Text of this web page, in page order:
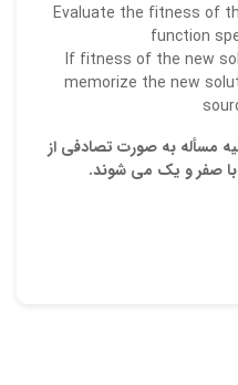
Evaluate the fitness of
function
If fitness of the new
memorize the new
مسأله به صورت تصادفی از
با صفر و یک می شوند.